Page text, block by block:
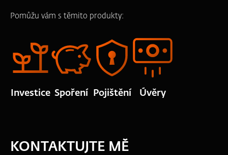
Pomůžu vám s těmito produkty:
Investice Spoření Pojištění Úvěry
KONTAKTUJTE MĚ